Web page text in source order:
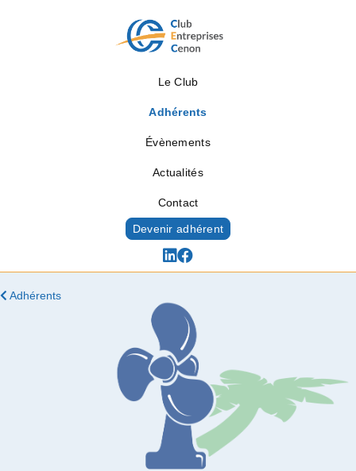
Le Club
Adhérents
Évènements
Actualités
Contact
Devenir adhérent
Adhérents